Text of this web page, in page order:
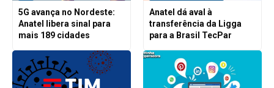
5G avança no Nordeste:
Anatel libera sinal para
mais 189 cidades
Anatel dá aval à
transferência da Ligga
para a Brasil TecPar